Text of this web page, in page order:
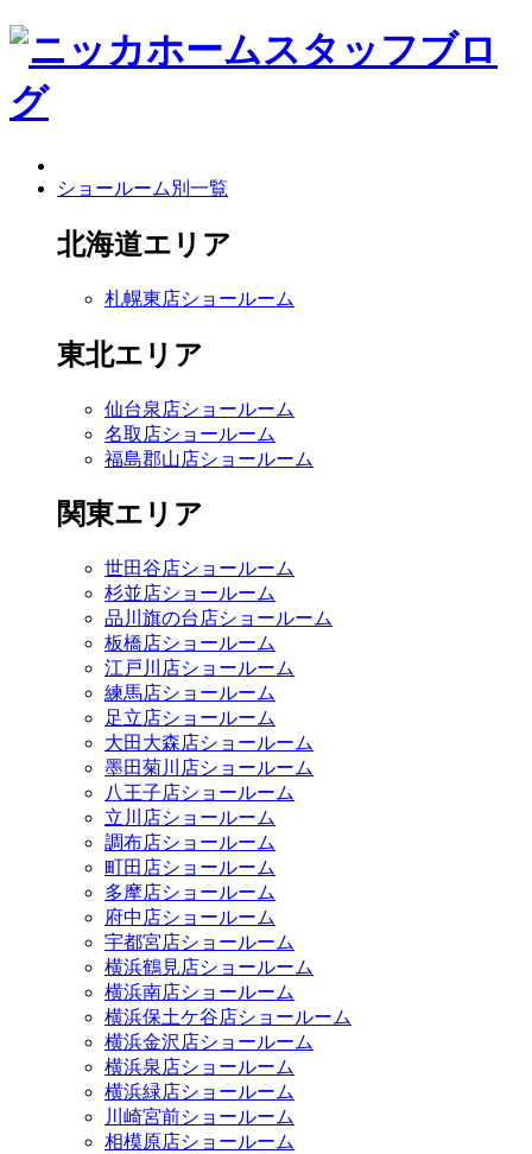
ショールーム別一覧
北海道エリア
札幌東店ショールーム
東北エリア
仙台泉店ショールーム
名取店ショールーム
福島郡山店ショールーム
関東エリア
世田谷店ショールーム
杉並店ショールーム
品川旗の台店ショールーム
板橋店ショールーム
江戸川店ショールーム
練馬店ショールーム
足立店ショールーム
大田大森店ショールーム
墨田菊川店ショールーム
八王子店ショールーム
立川店ショールーム
調布店ショールーム
町田店ショールーム
多摩店ショールーム
府中店ショールーム
宇都宮店ショールーム
横浜鶴見店ショールーム
横浜南店ショールーム
横浜保土ケ谷店ショールーム
横浜金沢店ショールーム
横浜泉店ショールーム
横浜緑店ショールーム
川崎宮前ショールーム
相模原店ショールーム